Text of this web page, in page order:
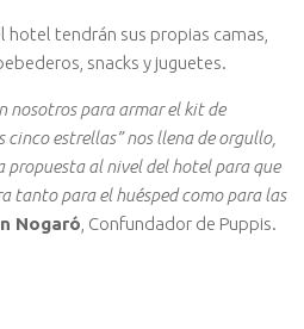
hotel tendrán sus propias camas,
snacks y juguetes.
nosotros para armar el kit de
cinco estrellas” nos llena de orgullo,
propuesta al nivel del hotel para que
tanto para el huésped como para las
Nogaró, Confundador de Puppis.